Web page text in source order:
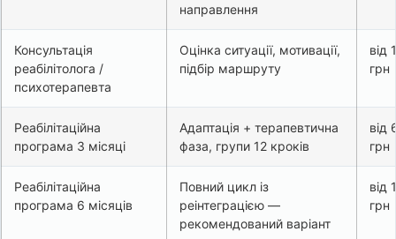
направлення
Консультація
реабілітолога /
психотерапевта
Оцінка ситуації, мотивації,
підбір маршруту
від
грн
Реабілітаційна
програма 3 місяці
Адаптація + терапевтична
фаза, групи 12 кроків
від
грн
Реабілітаційна
програма 6 місяців
Повний цикл із
реінтеграцією —
рекомендований варіант
від
грн